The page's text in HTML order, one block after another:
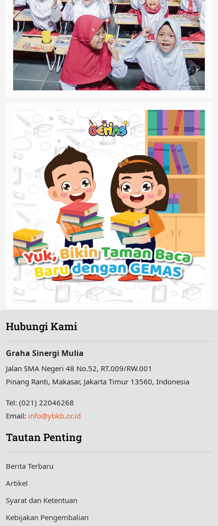
Hubungi Kami
Graha Sinergi Mulia
Jalan SMA Negeri 48 No.52, RT.009/RW.001
Pinang Ranti, Makasar, Jakarta Timur 13560, Indonesia
Tel: (021) 22046268
Email: info@ybkb.or.id
Tautan Penting
Berita Terbaru
Artikel
Syarat dan Ketentuan
Kebijakan Pengembalian